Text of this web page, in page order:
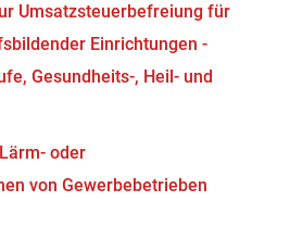
Umsatzsteuerbefreiung für
Einrichtungen -
Gesundheits-, Heil- und
oder
von Gewerbebetrieben